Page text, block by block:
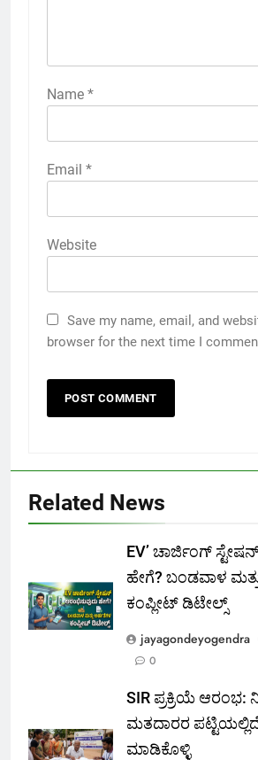
Name *
Email *
Website
Save my name, email, and
browser for the next time I
Related News
EV’ ಚಾರ್ಜಿಂಗ್
ಹೇಗೆ? ಬಂಡವಾಳ
ಕಂಪ್ಲೀಟ್ ಡಿಟೇಲ್ಸ್
jayagondeyogendra
0
SIR ಪ್ರಕ್ರಿಯೆ ಆರಂಭ:
ಮತದಾರರ
ಮಾಡಿಕೊಳ್ಳಿ